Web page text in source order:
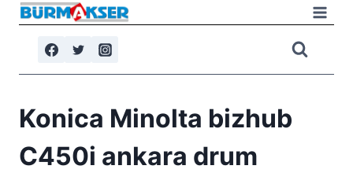
Skip
content
Konica Minolta bizhub
C450i ankara drum